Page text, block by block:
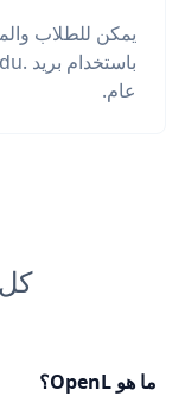
عام.
ما هو OpenL؟